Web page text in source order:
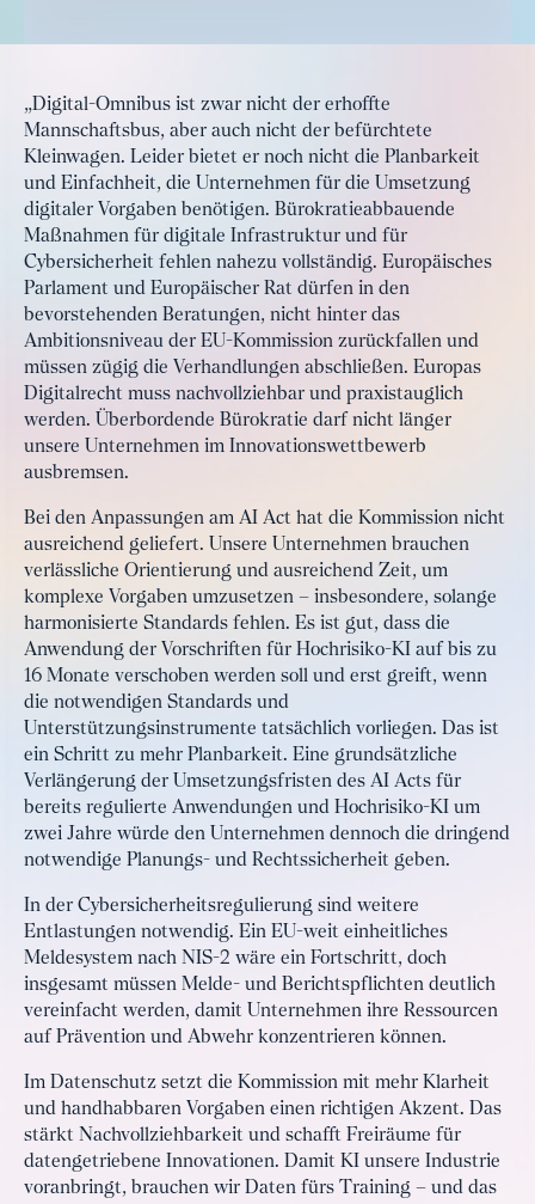
„Digital-Omnibus ist zwar nicht der erhoffte
Mannschaftsbus, aber auch nicht der befürchtete
Kleinwagen. Leider bietet er noch nicht die Planbarkeit
und Einfachheit, die Unternehmen für die Umsetzung
digitaler Vorgaben benötigen. Bürokratieabbauende
Maßnahmen für digitale Infrastruktur und für
Cybersicherheit fehlen nahezu vollständig. Europäisches
Parlament und Europäischer Rat dürfen in den
bevorstehenden Beratungen, nicht hinter das
Ambitionsniveau der EU-Kommission zurückfallen und
müssen zügig die Verhandlungen abschließen. Europas
Digitalrecht muss nachvollziehbar und praxistauglich
werden. Überbordende Bürokratie darf nicht länger
unsere Unternehmen im Innovationswettbewerb
ausbremsen.
Bei den Anpassungen am AI Act hat die Kommission nicht
ausreichend geliefert. Unsere Unternehmen brauchen
verlässliche Orientierung und ausreichend Zeit, um
komplexe Vorgaben umzusetzen – insbesondere, solange
harmonisierte Standards fehlen. Es ist gut, dass die
Anwendung der Vorschriften für Hochrisiko-KI auf bis zu
16 Monate verschoben werden soll und erst greift, wenn
die notwendigen Standards und
Unterstützungsinstrumente tatsächlich vorliegen. Das ist
ein Schritt zu mehr Planbarkeit. Eine grundsätzliche
Verlängerung der Umsetzungsfristen des AI Acts für
bereits regulierte Anwendungen und Hochrisiko-KI um
zwei Jahre würde den Unternehmen dennoch die dringend
notwendige Planungs- und Rechtssicherheit geben.
In der Cybersicherheitsregulierung sind weitere
Entlastungen notwendig. Ein EU-weit einheitliches
Meldesystem nach NIS-2 wäre ein Fortschritt, doch
insgesamt müssen Melde- und Berichtspflichten deutlich
vereinfacht werden, damit Unternehmen ihre Ressourcen
auf Prävention und Abwehr konzentrieren können.
Im Datenschutz setzt die Kommission mit mehr Klarheit
und handhabbaren Vorgaben einen richtigen Akzent. Das
stärkt Nachvollziehbarkeit und schafft Freiräume für
datengetriebene Innovationen. Damit KI unsere Industrie
voranbringt, brauchen wir Daten fürs Training – und das